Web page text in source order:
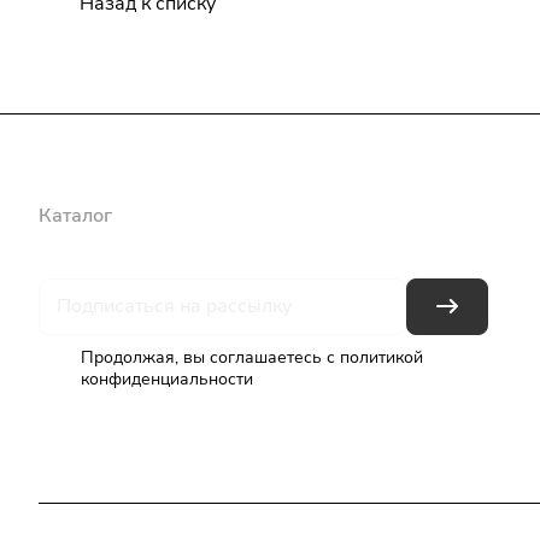
Каталог
Продолжая, вы соглашаетесь с политикой
конфиденциальности